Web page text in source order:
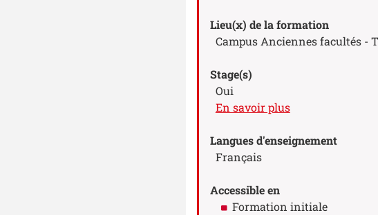
Lieu(x) de la formation
Campus Anciennes facultés -
Stage(s)
Oui
En savoir plusà propos des
Langues d'enseignement
Français
Accessible en
Formation initiale